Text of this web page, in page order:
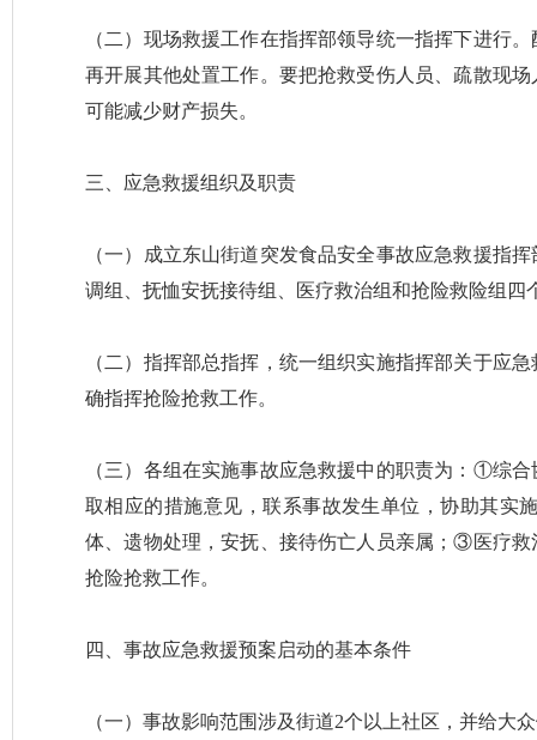
（二）现场救援工作在指挥部领导统一指挥下进行
再开展其他处置工作。要把抢救受伤人员、疏散现
可能减少财产损失。
三、应急救援组织及职责
（一）成立东山街道突发食品安全事故应急救援指
调组、抚恤安抚接待组、医疗救治组和抢险救险组
（二）指挥部总指挥，统一组织实施指挥部关于应
确指挥抢险抢救工作。
（三）各组在实施事故应急救援中的职责为：①综
取相应的措施意见，联系事故发生单位，协助其实
体、遗物处理，安抚、接待伤亡人员亲属；③医疗
抢险抢救工作。
四、事故应急救援预案启动的基本条件
（一）事故影响范围涉及街道2个以上社区，并给大